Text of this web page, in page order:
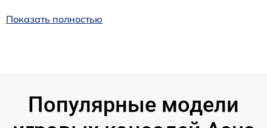
Показать полностью
Популярные модели